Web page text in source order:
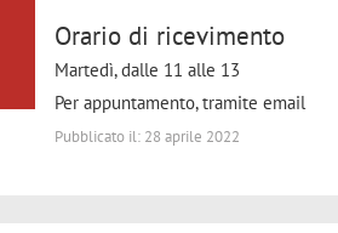
Orario di ricevimento
Martedì, dalle 11 alle 13
Per appuntamento, tramite email
Pubblicato il: 28 aprile 2022